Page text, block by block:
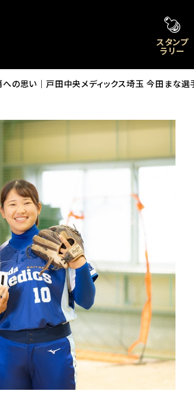
スタンプ
ラリー
への思い｜戸田中央メディックス埼玉 今田まな